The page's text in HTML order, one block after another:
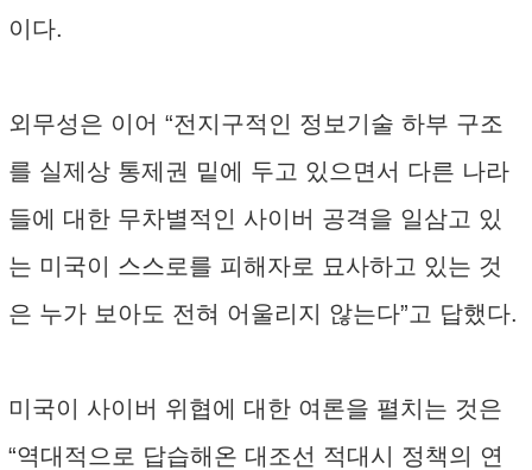
이다.
외무성은 이어 “전지구적인 정보기술 하부 구조
를 실제상 통제권 밑에 두고 있으면서 다른 나라
들에 대한 무차별적인 사이버 공격을 일삼고 있
는 미국이 스스로를 피해자로 묘사하고 있는 것
은 누가 보아도 전혀 어울리지 않는다”고 답했다.
미국이 사이버 위협에 대한 여론을 펼치는 것은
“역대적으로 답습해온 대조선 적대시 정책의 연